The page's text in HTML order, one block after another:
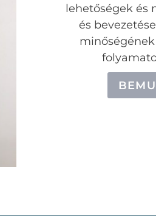
lehetőségek és
és